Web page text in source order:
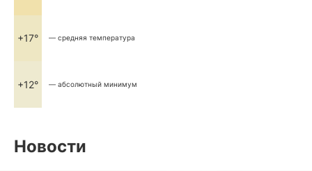
+17° — средняя температура
+12° — абсолютный минимум
Новости